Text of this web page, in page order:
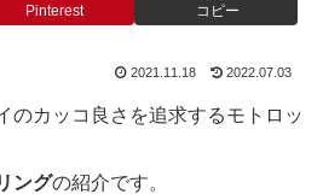
Pinterest コピー
2021.11.18 2022.07.03
のカッコ良さを追求するモトロッ
ングの紹介です。